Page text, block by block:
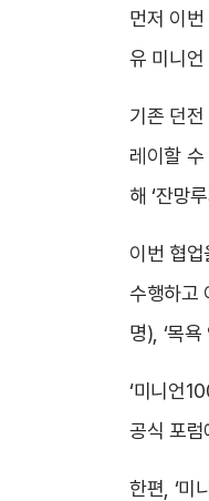
먼저 이번
유 미니언
기존 던전
레이할 수
해 ‘잔망
이번 협
수행하고
명), ‘목
‘미니언
공식 포
한편, ‘미